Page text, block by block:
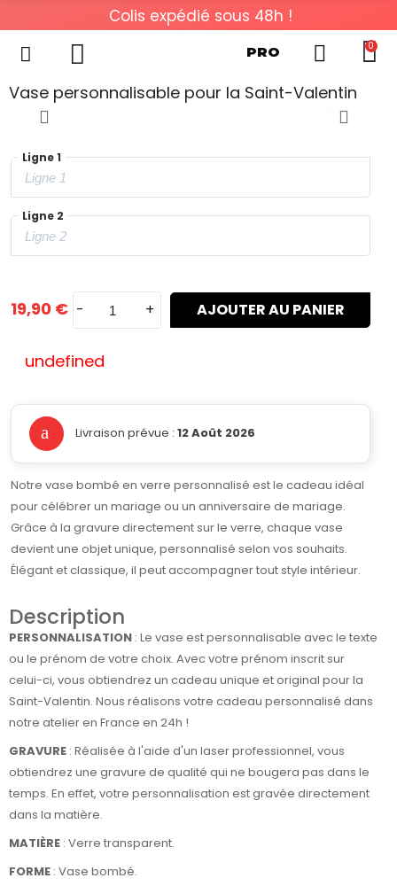
Colis expédié sous 48h !
PRO 0
Vase personnalisable pour la Saint-Valentin
Ligne 1
Ligne 2
19,90 € - + AJOUTER AU PANIER
undefined
Livraison prévue : 12 Août 2026
Notre vase bombé en verre personnalisé est le cadeau idéal
pour célébrer un mariage ou un anniversaire de mariage.
Grâce à la gravure directement sur le verre, chaque vase
devient une objet unique, personnalisé selon vos souhaits.
Élégant et classique, il peut accompagner tout style intérieur.
Description
PERSONNALISATION : Le vase est personnalisable avec le texte
ou le prénom de votre choix. Avec votre prénom inscrit sur
celui-ci, vous obtiendrez un cadeau unique et original pour la
Saint-Valentin. Nous réalisons votre cadeau personnalisé dans
notre atelier en France en 24h !
GRAVURE : Réalisée à l'aide d'un laser professionnel, vous
obtiendrez une gravure de qualité qui ne bougera pas dans le
temps. En effet, votre personnalisation est gravée directement
dans la matière.
MATIÈRE : Verre transparent.
FORME : Vase bombé.